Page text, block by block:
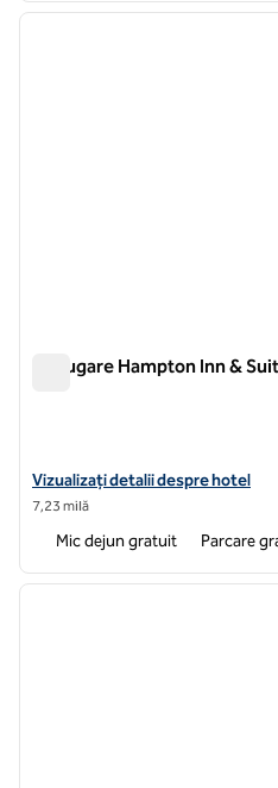
1 din 12
Adăugare Hampton Inn &
Vizualizați detaliile hotelului
Vizualizați detalii despre hotel
7,23 milă
Mic dejun gratuit Parcare
1 din 12